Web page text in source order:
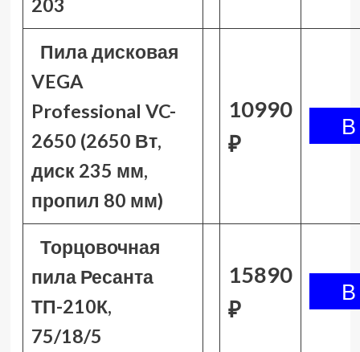
203
Пила дисковая
VEGA
Professional VC-
2650 (2650 Вт,
диск 235 мм,
пропил 80 мм)
10990
₽
Торцовочная
пила Ресанта
ТП-210К,
75/18/5
15890
₽